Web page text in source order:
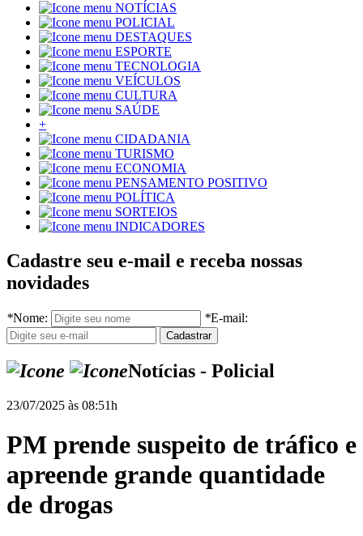
NOTÍCIAS
POLICIAL
DESTAQUES
ESPORTE
TECNOLOGIA
VEÍCULOS
CULTURA
SAÚDE
+
CIDADANIA
TURISMO
ECONOMIA
PENSAMENTO POSITIVO
POLÍTICA
SORTEIOS
INDICADORES
Cadastre seu e-mail e receba nossas
novidades
*Nome: *E-mail:
Notícias - Policial
23/07/2025 às 08:51h
PM prende suspeito de tráfico e
apreende grande quantidade
de drogas